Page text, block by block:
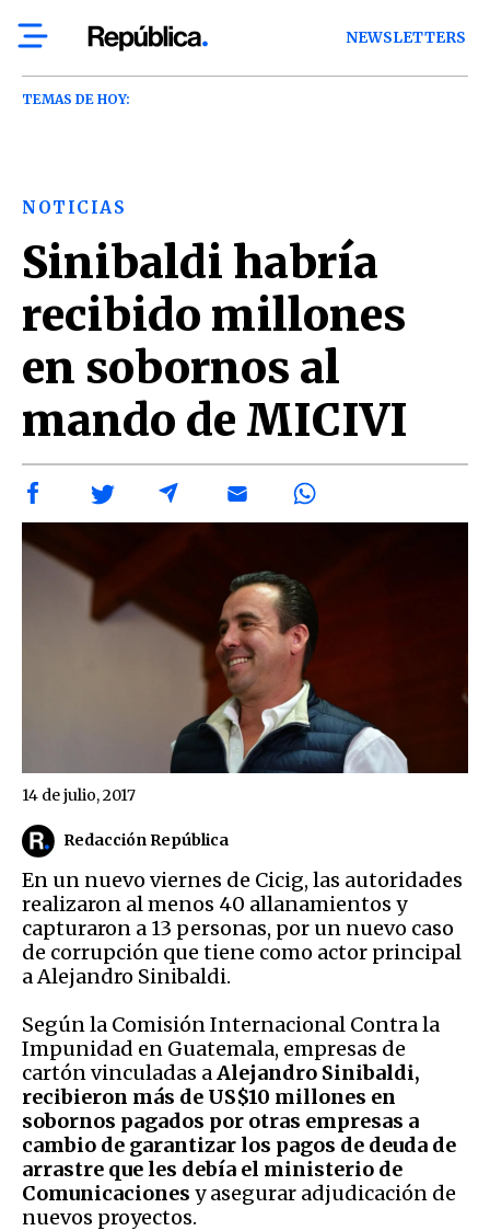
NEWSLETTERS
TEMAS DE HOY:
NOTICIAS
Sinibaldi habría
recibido millones
en sobornos al
mando de MICIVI
Redacción República
14 de julio, 2017
En un nuevo viernes de Cicig, las autoridades
realizaron al menos 40 allanamientos y
capturaron a 13 personas, por un nuevo caso
de corrupción que tiene como actor principal
a Alejandro Sinibaldi.
Según la Comisión Internacional Contra la
Impunidad en Guatemala, empresas de
cartón vinculadas aAlejandro Sinibaldi,
recibieron más de US$10 millones en
sobornos pagados por otras empresas a
cambio de garantizar los pagos de deuda de
arrastre que les debía el ministerio de
Comunicaciones y asegurar adjudicación de
nuevos proyectos.